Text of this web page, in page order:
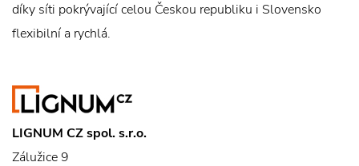
díky síti pokrývající celou Českou republiku i Slovensko
flexibilní a rychlá.
LIGNUM CZ spol. s.r.o.
Zálužice 9